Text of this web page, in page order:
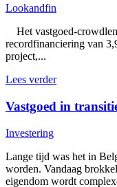
Lookandfin
Het vastgoed-
recordfinanciering van
project,...
Lees verder
Vastgoed in
Investering
Lange tijd was het in
worden. Vandaag
eigendom wordt